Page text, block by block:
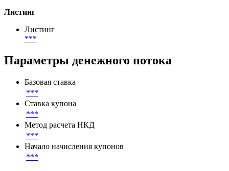
Листинг
Листинг
***
Параметры денежного потока
Базовая ставка
***
Ставка купона
***
Метод расчета НКД
***
Начало начисления купонов
***